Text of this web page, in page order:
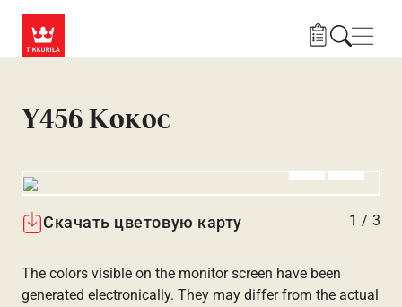
Y456 Кокос
Скачать цветовую карту 1 / 3
The colors visible on the monitor screen have been
generated electronically. They may differ from the actual